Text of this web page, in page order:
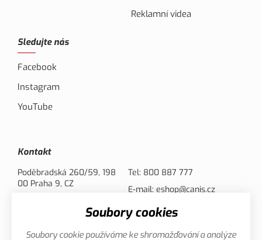
Reklamní videa
Sledujte nás
Facebook
Instagram
YouTube
Kontakt
Poděbradská 260/59, 198
00 Praha 9, CZ
Tel: 800 887 777
E-mail: eshop@canis.cz
Možnosti platby
Soubory cookies
Soubory cookie používáme ke shromažďování a analýze